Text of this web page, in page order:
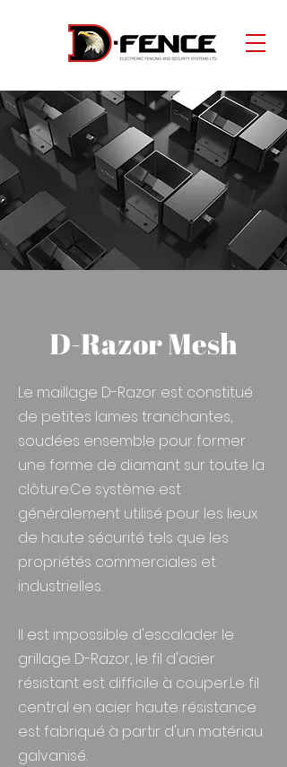
D-Razor Mesh
Le maillage D-Razor est constitué
de petites lames tranchantes,
soudées ensemble pour former
une forme de diamant sur toute la
clôture.Ce système est
généralement utilisé pour les lieux
de haute sécurité tels que les
propriétés commerciales et
industrielles.
Il est impossible d'escalader le
grillage D-Razor, le fil d'acier
résistant est difficile à couper.Le fil
central en acier haute résistance
est fabriqué à partir d'un matériau
galvanisé.